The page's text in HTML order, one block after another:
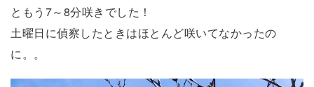
ともう7～8分咲きでした！
土曜日に偵察したときはほとんど咲いてなかったの
に。。